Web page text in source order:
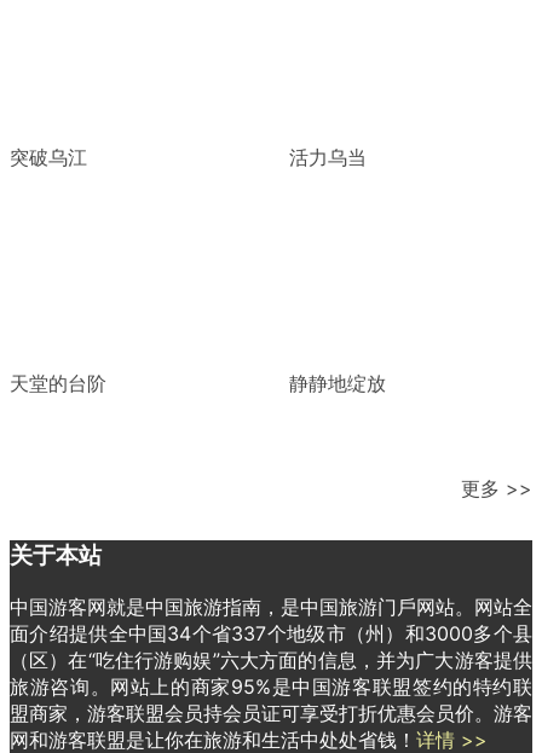
突破乌江 活力乌当
天堂的台阶 静静地绽放
更多 >>
关于本站
中国游客网就是中国旅游指南，是中国旅游门戶网站。网站全
面介绍提供全中国34个省337个地级市（州）和3000多个县
（区）在“吃住行游购娱”六大方面的信息，并为广大游客提供
旅游咨询。网站上的商家95%是中国游客联盟签约的特约联
盟商家，游客联盟会员持会员证可享受打折优惠会员价。游客
网和游客联盟是让你在旅游和生活中处处省钱！ 详情 >>